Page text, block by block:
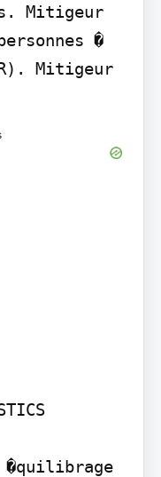
Mitigeur
�
Mitigeur